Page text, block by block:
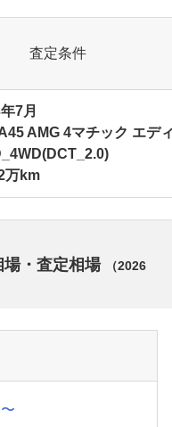
査定条件
7月
AMG 4マチック エデ
万km
・査定相場 （2026